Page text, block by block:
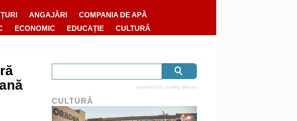
ANGAJĂRI
COMPANIA DE APĂ
ECONOMIC EDUCAȚIE CULTURĂ
powered by Surfing Waves
CULTURĂ